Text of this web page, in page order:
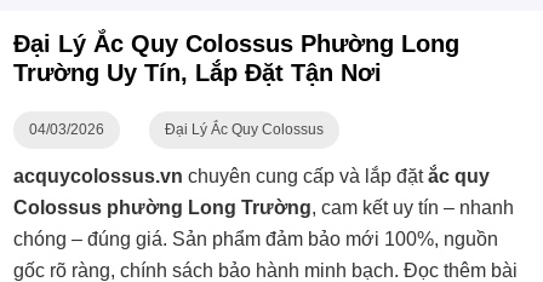
Đại Lý Ắc Quy Colossus Phường Long
Trường Uy Tín, Lắp Đặt Tận Nơi
04/03/2026 Đại Lý Ắc Quy Colossus
acquycolossus.vn chuyên cung cấp và lắp đặtắc quy
Colossus phường Long Trường, cam kết uy tín – nhanh
chóng – đúng giá. Sản phẩm đảm bảo mới 100%, nguồn
gốc rõ ràng, chính sách bảo hành minh bạch. Đọc thêm bài